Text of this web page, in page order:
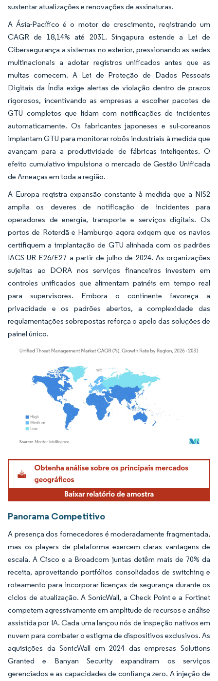
sustentar atualizações e renovações de assinaturas.
A Ásia-Pacífico é o motor de crescimento, registrando um
CAGR de 18,14% até 2031. Singapura estende a Lei de
Cibersegurança a sistemas no exterior, pressionando as sedes
multinacionais a adotar registros unificados antes que as
multas comecem. A Lei de Proteção de Dados Pessoais
Digitais da Índia exige alertas de violação dentro de prazos
rigorosos, incentivando as empresas a escolher pacotes de
GTU completos que lidam com notificações de incidentes
automaticamente. Os fabricantes japoneses e sul-coreanos
implantam GTU para monitorar robôs industriais à medida que
avançam para a produtividade de fábricas inteligentes. O
efeito cumulativo impulsiona o mercado de Gestão Unificada
de Ameaças em toda a região.
A Europa registra expansão constante à medida que a NIS2
amplia os deveres de notificação de incidentes para
operadores de energia, transporte e serviços digitais. Os
portos de Roterdã e Hamburgo agora exigem que os navios
certifiquem a implantação de GTU alinhada com os padrões
IACS UR E26/E27 a partir de julho de 2024. As organizações
sujeitas ao DORA nos serviços financeiros investem em
controles unificados que alimentam painéis em tempo real
para supervisores. Embora o continente favoreça a
privacidade e os padrões abertos, a complexidade das
regulamentações sobrepostas reforça o apelo das soluções de
painel único.
Imagem © Mordor Intelligence. O reuso requer atribuição conforme CC BY 4.0.
Panorama Competitivo
A presença dos fornecedores é moderadamente fragmentada,
mas os players de plataforma exercem claras vantagens de
escala. A Cisco e a Broadcom juntas detêm mais de 70% da
receita, aproveitando portfólios consolidados de switching e
roteamento para incorporar licenças de segurança durante os
ciclos de atualização. A SonicWall, a Check Point e a Fortinet
competem agressivamente em amplitude de recursos e análise
assistida por IA. Cada uma lançou nós de inspeção nativos em
nuvem para combater o estigma de dispositivos exclusivos. As
aquisições da SonicWall em 2024 das empresas Solutions
Granted e Banyan Security expandiram os serviços
gerenciados e as capacidades de confiança zero. A injeção de